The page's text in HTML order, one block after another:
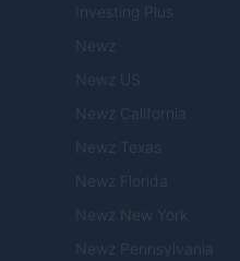
Investing Plus
Newz
Newz US
Newz California
Newz Texas
Newz Florida
Newz New York
Newz Pennsylvania